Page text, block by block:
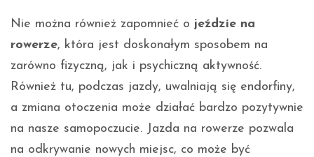
Nie można również zapomnieć o jeździe na
rowerze, która jest doskonałym sposobem na
zarówno fizyczną, jak i psychiczną aktywność.
Również tu, podczas jazdy, uwalniają się endorfiny,
a zmiana otoczenia może działać bardzo pozytywnie
na nasze samopoczucie. Jazda na rowerze pozwala
na odkrywanie nowych miejsc, co może być